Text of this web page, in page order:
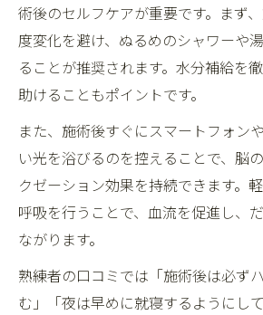
術後のセルフケアが重要です。まず
度変化を避け、ぬるめのシャワーや
ることが推奨されます。水分補給を
助けることもポイントです。
また、施術後すぐにスマートフォン
い光を浴びるのを控えることで、脳
クゼーション効果を持続できます。
呼吸を行うことで、血流を促進し、
ながります。
熟練者の口コミでは「施術後は必ず
む」「夜は早めに就寝するようにし